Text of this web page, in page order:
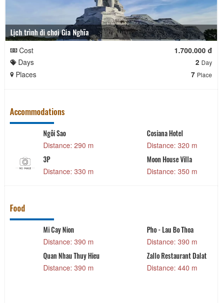
Lịch trình đi chơi Gia Nghĩa
Cost
1.700.000 đ
Days
2 Day
Places 7 Place
Accommodations
Ngôi Sao
Distance: 290 m
Cosiana Hotel
Distance: 320 m
3P
Distance: 330 m
Moon House Villa
Distance: 350 m
Food
Mi Cay Nion
Distance: 390 m
Pho - Lau Bo Thoa
Distance: 390 m
Quan Nhau Thuy Hieu
Distance: 390 m
Zallo Restaurant Dalat
Distance: 440 m